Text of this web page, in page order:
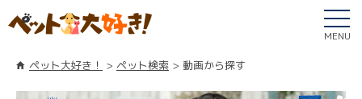
MENU
ペット大好き！ ペット検索 動画から探す